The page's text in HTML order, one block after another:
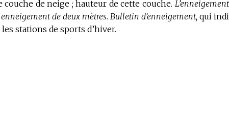
de neige ; hauteur de cette couche.
de deux mètres. Bulletin d’enneigement, qui
stations de sports d’hiver.